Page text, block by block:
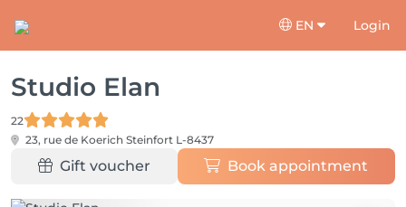
EN Login
Studio Elan
22
23, rue de Koerich Steinfort L-8437
Gift voucher Book appointment